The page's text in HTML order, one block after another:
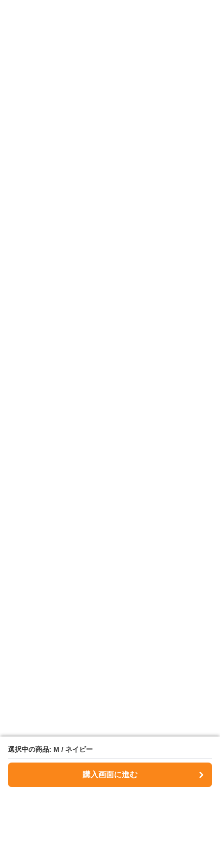
選択中の商品: M / ネイビー
購入画面に進む
選択中の商品: M / ネイビー
購入画面に進む